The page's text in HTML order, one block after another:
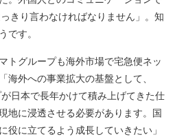
きり言わなければなりません」。知
です。
トグループも海外市場で宅急便ネッ
海外への事業拡大の基盤として、
日本で長年かけて積み上げてきた仕
地に浸透させる必要があります。国
役に立てるよう成長していきたい」